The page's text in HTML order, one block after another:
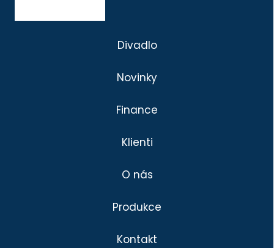
Divadlo
Divadlo
Novinky
Finance
Klienti
O nás
Produkce
Kontakt